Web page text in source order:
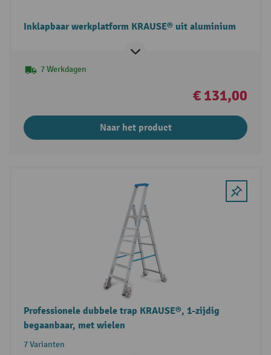
Inklapbaar werkplatform KRAUSE® uit aluminium
7 Werkdagen
€ 131,00
Naar het product
Professionele dubbele trap KRAUSE®, 1-zijdig
begaanbaar, met wielen
7 Varianten